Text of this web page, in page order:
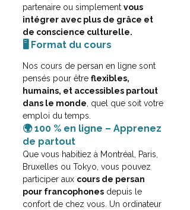
partenaire ou simplement vous
intégrer avec plus de grâce et
de conscience culturelle.
🖥️ Format du cours
Nos cours de persan en ligne sont
pensés pour être flexibles,
humains, et accessibles partout
dans le monde , quel que soit votre
emploi du temps.
🌍 100 % en ligne – Apprenez
de partout
Que vous habitiez à Montréal, Paris,
Bruxelles ou Tokyo, vous pouvez
participer aux cours de persan
pour francophones depuis le
confort de chez vous. Un ordinateur